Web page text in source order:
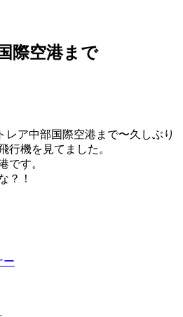
際空港まで
ア中部国際空港まで〜久しぶり
行機を見てました。
です。
？！
ー